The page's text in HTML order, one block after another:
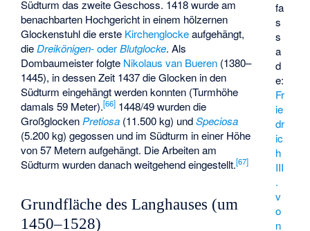
fa
s
s
a
d
e:
Fr
ie
dr
ic
h
III
.
v
o
n
Südturm das zweite Geschoss. 1418 wurde am
benachbarten Hochgericht in einem hölzernen
Glockenstuhl die erste Kirchenglockeaufgehängt,
dieDreikönigen-oderBlutglocke. Als
Dombaumeister folgte Nikolaus van Bueren (1380–
1445), in dessen Zeit 1437 die Glocken in den
Südturm eingehängt werden konnten (Turmhöhe
damals 59 Meter).[66] 1448/49 wurden die
Großglocken Pretiosa (11.500 kg) undSpeciosa
(5.200 kg) gegossen und im Südturm in einer Höhe
von 57 Metern aufgehängt. Die Arbeiten am
Südturm wurden danach weitgehend eingestellt.[67]
Grundfläche des Langhauses (um
1450–1528)